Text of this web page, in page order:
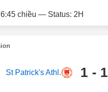
chiều — Status: 2H
St Patrick's Athl. 1 - 1